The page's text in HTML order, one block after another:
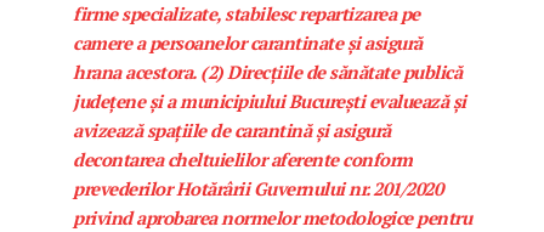
firme specializate, stabilesc repartizarea pe
camere a persoanelor carantinate și asigură
hrana acestora. (2) Direcțiile de sănătate publică
județene și a municipiului București evaluează și
avizează spațiile de carantină și asigură
decontarea cheltuielilor aferente conform
prevederilorHotărârii Guvernului nr. 201/2020
privind aprobarea normelor metodologice pentru